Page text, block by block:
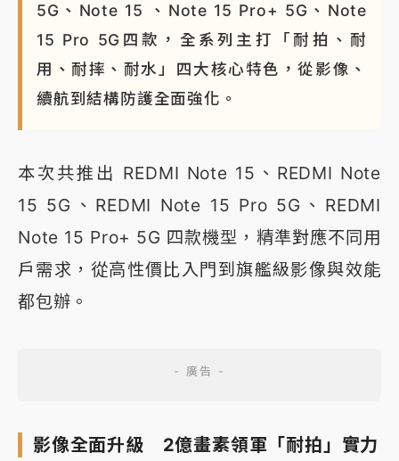
5G、Note 15 、Note 15 Pro+ 5G、Note
15 Pro 5G四款，全系列主打「耐拍、耐
用、耐摔、耐水」四大核心特色，從影像、
續航到結構防護全面強化。
本次共推出 REDMI Note 15、REDMI Note
15 5G、REDMI Note 15 Pro 5G、REDMI
Note 15 Pro+ 5G 四款機型，精準對應不同用
戶需求，從高性價比入門到旗艦級影像與效能
都包辦。
影像全面升級 2億畫素領軍「耐拍」實力